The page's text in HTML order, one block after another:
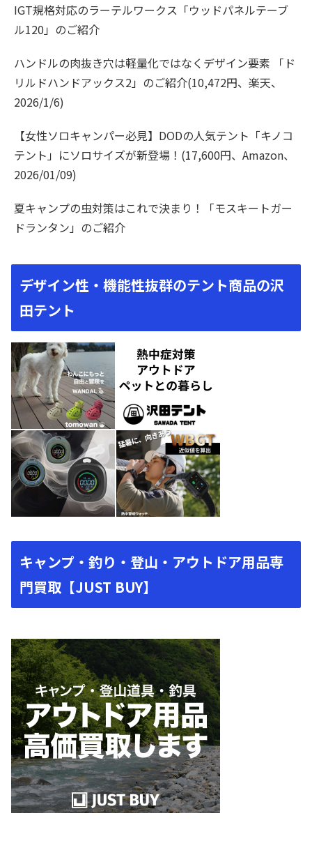
IGT規格対応のラーテルワークス「ウッドパネルテーブ
ル120」のご紹介
ハンドルの肉抜き穴は軽量化ではなくデザイン要素 「ド
リルドハンドアックス2」のご紹介(10,472円、楽天、
2026/1/6)
【女性ソロキャンパー必見】DODの人気テント「キノコ
テント」にソロサイズが新登場！(17,600円、Amazon、
2026/01/09)
夏キャンプの虫対策はこれで決まり！「モスキートガー
ドランタン」のご紹介
デザイン性・機能性抜群のテント商品の沢
田テント
キャンプ・釣り・登山・アウトドア用品専
門買取【JUST BUY】